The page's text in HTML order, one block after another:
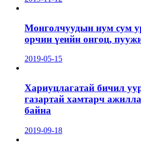
Монголчуудын нум сум
орчин үеийн онгоц,
2019-05-15
Хариуцлагатай бичил
газартай хамтарч
байна
2019-09-18